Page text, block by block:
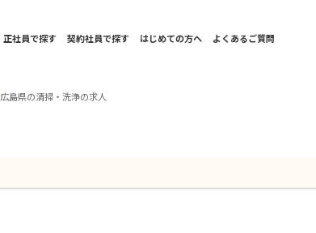
正社員で探す 契約社員で探す はじめての方へ よくあるご質問
広島県の清掃・洗浄の求人